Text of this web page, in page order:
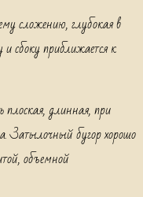
сложению, глубокая в
и сбоку приближается к
плоская, длинная, при
Затылочный бугор хорошо
объемной